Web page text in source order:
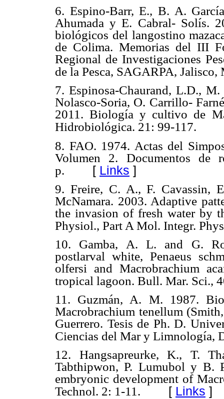
6. Espino-Barr, E., B. A.
Ahumada y E. Cabral- Solís.
biológicos del langostino
de Colima. Memorias del III
Regional de Investigaciones
de la Pesca, SAGARPA,
7. Espinosa-Chaurand, L.D.,
Nolasco-Soria, O. Carrillo-
2011. Biología y cultivo de
Hidrobiológica. 21: 99-117.
8. FAO. 1974. Actas del
Volumen 2. Documentos de
p. [ Links ]
9. Freire, C. A., F. Cavassin,
McNamara. 2003. Adaptive
the invasion of fresh water by
Physiol., Part A Mol. Integr.
10. Gamba, A. L. and G.
postlarval white, Penaeus
olfersi and Macrobrachium
tropical lagoon. Bull. Mar. Sci.,
11. Guzmán, A. M. 1987.
Macrobrachium tenellum
Guerrero. Tesis de Ph. D.
Ciencias del Mar y Limnología,
12. Hangsapreurke, K., T.
Tabthipwon, P. Lumubol y B.
embryonic development of
Technol. 2: 1-11. [ Links ]